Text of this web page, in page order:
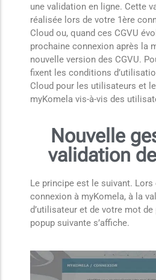
une validation en ligne. Cette
réalisée lors de votre 1ère
Cloud ou, quand ces CGVU
prochaine connexion après la
nouvelle version des CGVU.
fixent les conditions
Cloud pour les utilisateurs et
myKomela vis-à-vis des
Nouvelle
validation
Le principe est le suivant. Lors
connexion à myKomela, à la
d’utilisateur et de votre mot
popup suivante s’affiche.